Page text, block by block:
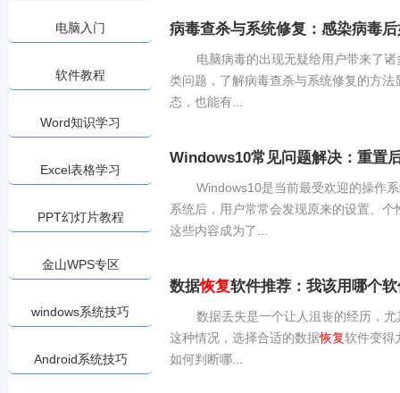
电脑入门
软件教程
Word知识学习
Excel表格学习
PPT幻灯片教程
金山WPS专区
windows系统技巧
Android系统技巧
病毒查杀与系统修复：感染病毒
电脑病毒的出现无疑给用户带来了
类问题，了解病毒查杀与系统修复的方
态，也能有...
Windows10常见问题解决：重置
Windows10是当前最受欢迎的操作
系统后，用户常常会发现原来的设置、
这些内容成为了...
数据恢复软件推荐：我该用哪个
数据丢失是一个让人沮丧的经历，
这种情况，选择合适的数据恢复软件变得
如何判断哪...